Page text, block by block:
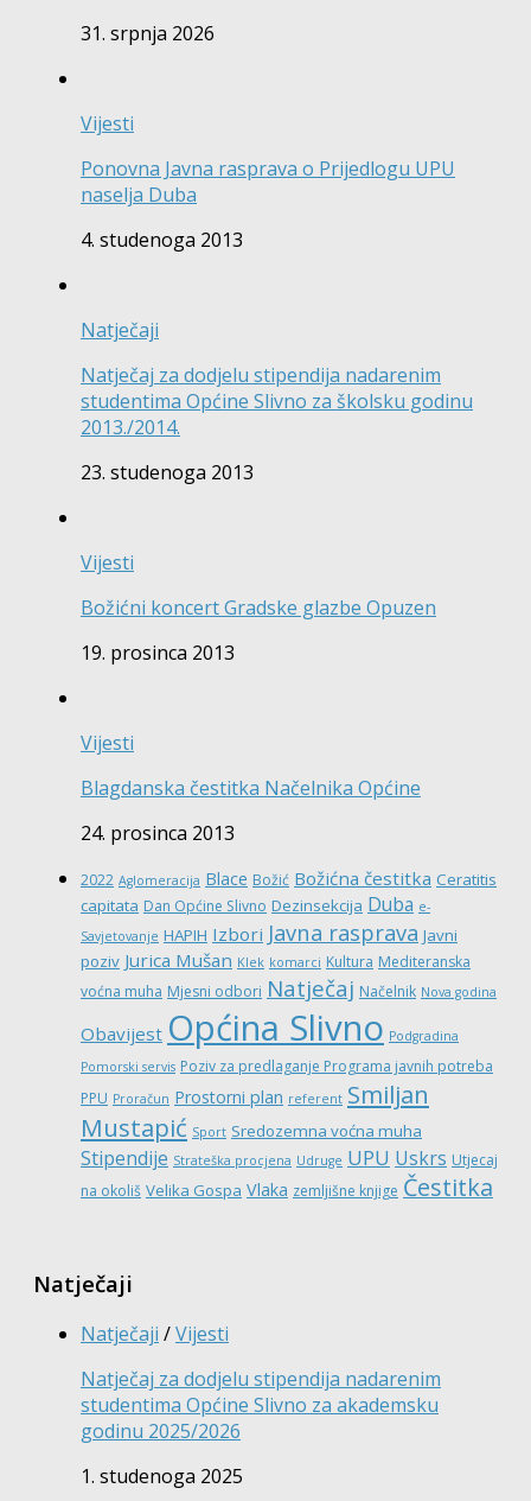
31. srpnja 2026
Vijesti
Ponovna Javna rasprava o Prijedlogu UPU
naselja Duba
4. studenoga 2013
Natječaji
Natječaj za dodjelu stipendija nadarenim
studentima Općine Slivno za školsku godinu
2013./2014.
23. studenoga 2013
Vijesti
Božićni koncert Gradske glazbe Opuzen
19. prosinca 2013
Vijesti
Blagdanska čestitka Načelnika Općine
24. prosinca 2013
2022 Aglomeracija Blace Božić Božićna čestitka Ceratitis
capitata Dan Općine Slivno Dezinsekcija Duba e-
Savjetovanje HAPIH Izbori Javna rasprava Javni
poziv Jurica Mušan Klek komarci Kultura Mediteranska
voćna muha Mjesni odbori Natječaj Načelnik Nova godina
Obavijest Općina Slivno Podgradina
Pomorski servis Poziv za predlaganje Programa javnih potreba
PPU Proračun Prostorni plan referent Smiljan
Mustapić Sport Sredozemna voćna muha
Stipendije Strateška procjena Udruge UPU Uskrs Utjecaj
na okoliš Velika Gospa Vlaka zemljišne knjige Čestitka
Natječaji
Natječaji /Vijesti
Natječaj za dodjelu stipendija nadarenim
studentima Općine Slivno za akademsku
godinu 2025/2026
1. studenoga 2025